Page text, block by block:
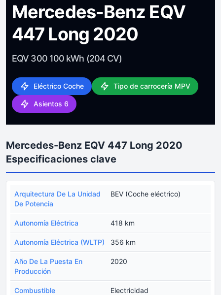
Mercedes-Benz EQV
447 Long 2020
EQV 300 100 kWh (204 CV)
Eléctrico Coche Tipo de carrocería MPV
Asientos 6
Mercedes-Benz EQV 447 Long 2020
Especificaciones clave
Arquitectura De La Unidad
De Potencia
BEV (Coche eléctrico)
Autonomía Eléctrica 418 km
Autonomía Eléctrica (WLTP) 356 km
Año De La Puesta En
Producción
2020
Combustible Electricidad